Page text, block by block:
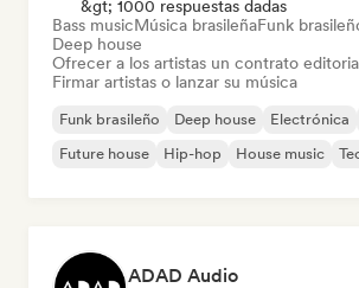
&gt; 1000 respuestas dadas
Bass musicMúsica brasileñaFunk
Deep house
Ofrecer a los artistas un contrato
Firmar artistas o lanzar su música
Funk brasileño Deep house Electrónica
Future house
Hip-hop House music
ADAD Audio